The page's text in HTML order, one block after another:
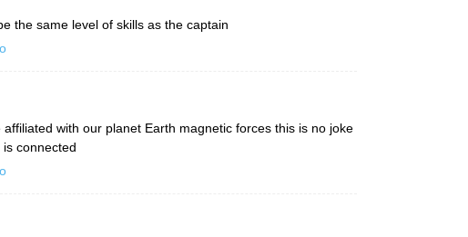
the same level of skills as the captain
with our planet Earth magnetic forces this is no joke
is connected